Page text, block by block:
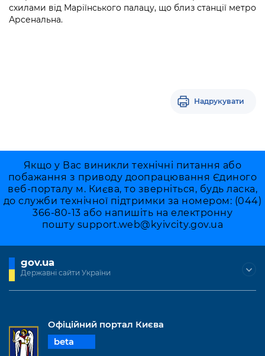
Безбар'єрність
Міський застосунок Київ Цифровий
схилами від Маріїнського палацу, що близ станції метро
Арсенальна.
Надрукувати
Якщо у Вас виникли технічні питання або
побажання з приводу доопрацювання Єдиного
веб-порталу м. Києва, то зверніться, будь ласка,
до служби технічної підтримки за номером: (044)
366-80-13 або напишіть на електронну
пошту support.web@kyivcity.gov.ua
gov.ua
Державні сайти України
Офіційний портал Києва
beta